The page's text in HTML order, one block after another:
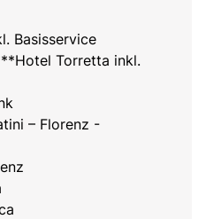
Basisservice
Torretta inkl.
– Florenz -